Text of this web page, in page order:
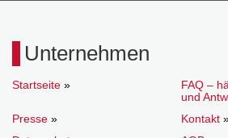
Unternehmen
Startseite »
FAQ –
und
Presse » Kontakt